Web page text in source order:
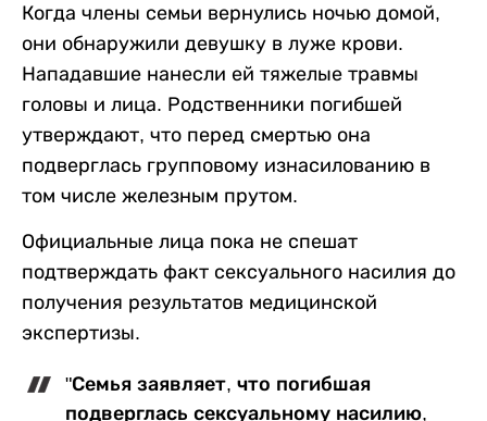
Когда члены семьи вернулись ночью домой,
они обнаружили девушку в луже крови.
Нападавшие нанесли ей тяжелые травмы
головы и лица. Родственники погибшей
утверждают, что перед смертью она
подверглась групповому изнасилованию в
том числе железным прутом.
Официальные лица пока не спешат
подтверждать факт сексуального насилия до
получения результатов медицинской
экспертизы.
"Семья заявляет, что погибшая
подверглась сексуальному насилию,